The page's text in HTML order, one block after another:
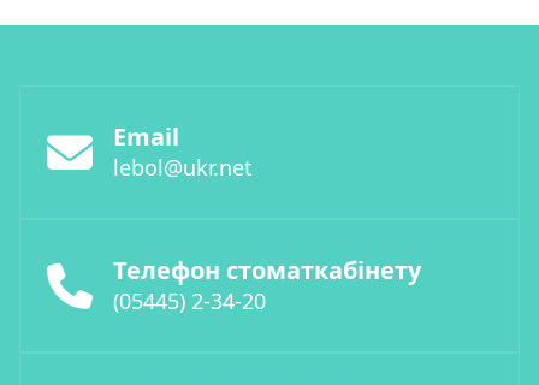
Email
lebol@ukr.net
Телефон стоматкабінету
(05445) 2-34-20